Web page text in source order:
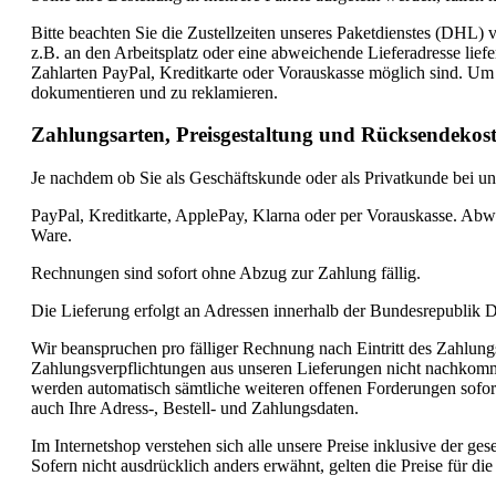
Bitte beachten Sie die Zustellzeiten unseres Paketdienstes (DHL)
z.B. an den Arbeitsplatz oder eine abweichende Lieferadresse
Zahlarten PayPal, Kreditkarte oder Vorauskasse möglich sind.
dokumentieren und zu reklamieren.
Zahlungsarten, Preisgestaltung und
Je nachdem ob Sie als Geschäftskunde oder als Privatkunde bei
PayPal, Kreditkarte, ApplePay, Klarna oder per Vorauskasse.
Ware.
Rechnungen sind sofort ohne Abzug zur Zahlung fällig.
Die Lieferung erfolgt an Adressen innerhalb der Bundesrepublik
Wir beanspruchen pro fälliger Rechnung nach Eintritt des
Zahlungsverpflichtungen aus unseren Lieferungen nicht
werden automatisch sämtliche weiteren offenen Forderungen
auch Ihre Adress-, Bestell- und Zahlungsdaten.
Im Internetshop verstehen sich alle unsere Preise inklusive der
Sofern nicht ausdrücklich anders erwähnt, gelten die Preise für